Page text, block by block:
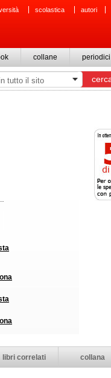
scolastica autori
collane periodici
libri correlati collana